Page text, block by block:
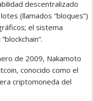
descentralizado
(llamados “bloques”)
el sistema
de 2009, Nakamoto
conocido como el
criptomoneda del